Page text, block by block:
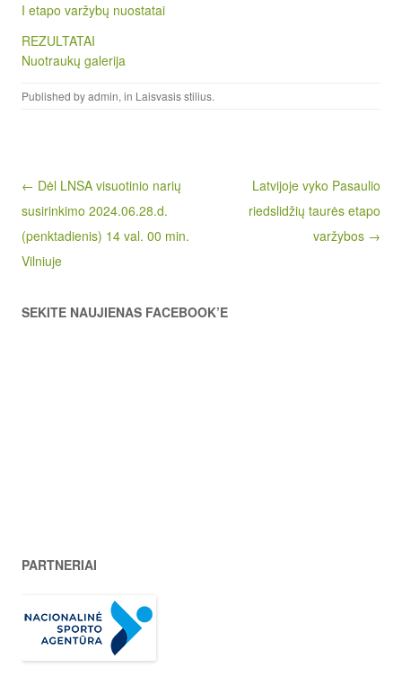
I etapo varžybų nuostatai
REZULTATAI
Nuotraukų galerija
Published byadmin, in Laisvasis stilius.
Post navigation
← Dėl LNSA visuotinio narių
susirinkimo 2024.06.28.d.
(penktadienis) 14 val. 00 min.
Vilniuje
Latvijoje vyko Pasaulio
riedslidžių taurės etapo
varžybos →
SEKITE NAUJIENAS FACEBOOK’E
PARTNERIAI